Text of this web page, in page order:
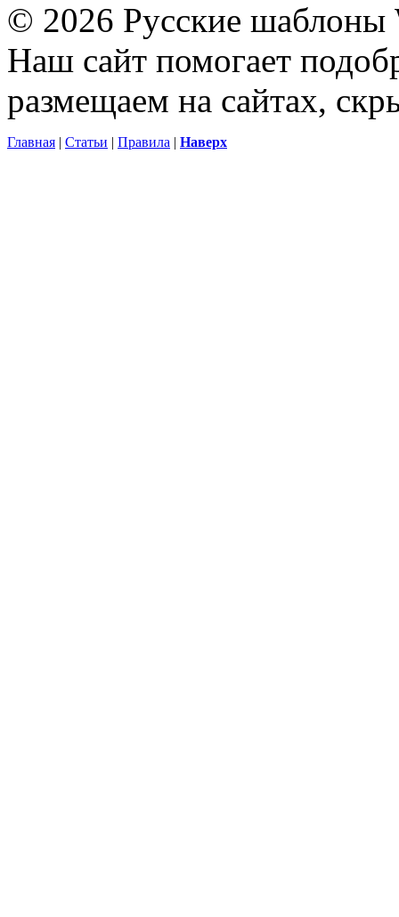
© 2026 Русские шаблоны
Наш сайт помогает
размещаем на сайтах,
Главная | Статьи | Правила | Наверх